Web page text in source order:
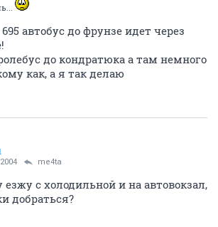
автобус до фрунзе идет через
до кондратюка а там немного
как, а я так делаю
me4ta
езжу с холодильной и на автовокзал,
добраться?